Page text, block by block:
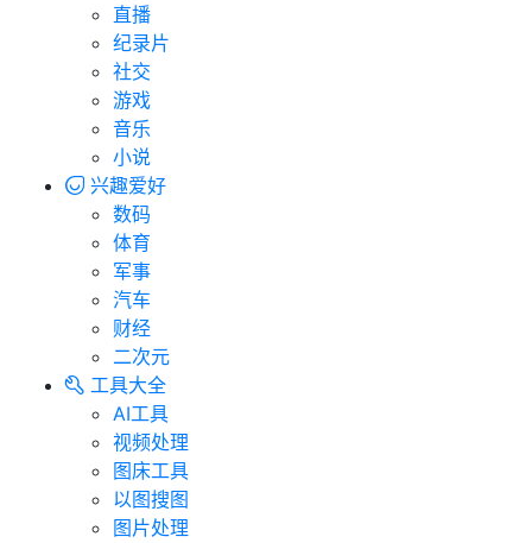
直播
纪录片
社交
游戏
音乐
小说
兴趣爱好
数码
体育
军事
汽车
财经
二次元
工具大全
AI工具
视频处理
图床工具
以图搜图
图片处理